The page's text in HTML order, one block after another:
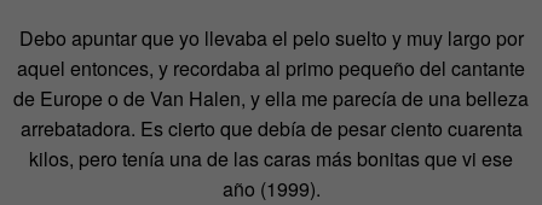
Debo apuntar que yo llevaba el pelo suelto y muy largo por
aquel entonces, y recordaba al primo pequeño del cantante
de Europe o de Van Halen, y ella me parecía de una belleza
arrebatadora. Es cierto que debía de pesar ciento cuarenta
kilos, pero tenía una de las caras más bonitas que vi ese
año (1999).